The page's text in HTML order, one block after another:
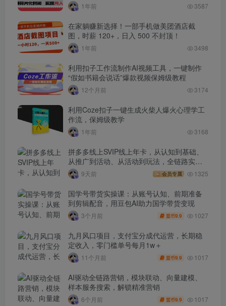
1年前 3587
在家躺赚新选择！一部手机做美团酒店截
图，时薪 120+，日入 500 不封顶！
1年前 3498
利用扣子工作流制作AI视频工具，一键制作
“假如书籍会说话”爆款视频保姆级教程
12个月前 3174
利用Coze扣子一键生成火柴人爆火心理学工
作流，保姆级教学
1年前 3168
拼多多线上SVIP线上年卡，从认知到基础、
从推广到活动、从活动到玩法，全链路实战
(260730)
9天前 会员专属 1325
国学号带货实操课：从账号认知、前期准备
到剪辑配音，用豆包AI助力国学带货变现
3个月前 盟币9.9 1027
九月风口项目，支付宝分成代运营，长期稳
定收入，零门槛单号每月1w＋
11个月前 盟币9.9 1017
AI驱动全链路营销，模块联动、向量建模、
样本服务搜索，解锁精准营销
6个月前 盟币9.9 1017